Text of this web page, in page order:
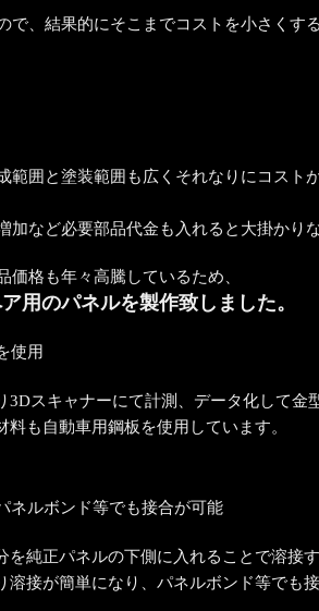
で、結果的にそこまでコストを小さくす
囲と塗装範囲も広くそれなりにコストが
など必要部品代金も入れると大掛かり
格も年々高騰しているため、
ア用のパネルを製作致しました。
3Dスキャナーにて計測、データ化して金
料も自動車用鋼板を使用しています。
を純正パネルの下側に入れることで溶接
溶接が簡単になり、パネルボンド等でも